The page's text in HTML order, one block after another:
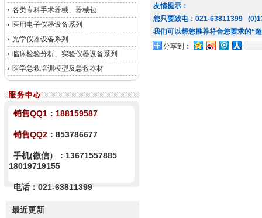
各类专科手术器械、器械包
医用电子仪器设备系列
光学仪器设备系列
临床检验分析、实验仪器设备系列
医学急救培训模型及急救器材
销售QQ1： 188159587
销售QQ2 ：853786677
手机(微信）：13671557885
18019719155
电话：021-63811399
最近更新
友情提示：
您只要致电：021-63811399
我们可以帮您推荐符合您要求的“
分享到：